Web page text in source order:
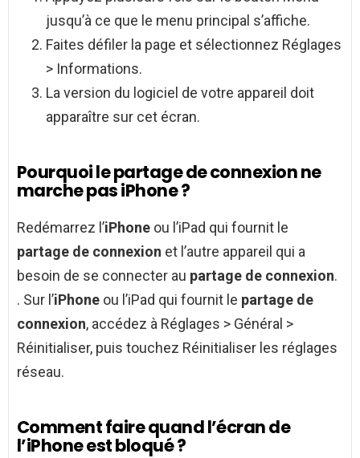
jusqu’à ce que le menu principal s’affiche.
Faites défiler la page et sélectionnez Réglages
> Informations.
La version du logiciel de votre appareil doit
apparaître sur cet écran.
Pourquoi le partage de connexion ne
marche pas iPhone ?
Redémarrez l’iPhone ou l’iPad qui fournit le
partage de connexion et l’autre appareil qui a
besoin de se connecter au partage de connexion.
. Sur l’iPhone ou l’iPad qui fournit le partage de
connexion, accédez à Réglages > Général >
Réinitialiser, puis touchez Réinitialiser les réglages
réseau.
Comment faire quand l’écran de
l’iPhone est bloqué ?